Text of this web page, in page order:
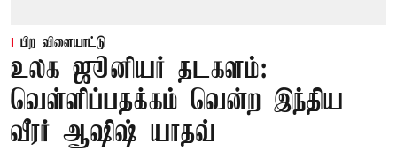
பிற விளையாட்டு
உலக ஜூனியர் தடகளம்:
வெள்ளிப்பதக்கம் வென்ற இந்திய
வீரர் ஆஷிஷ் யாதவ்